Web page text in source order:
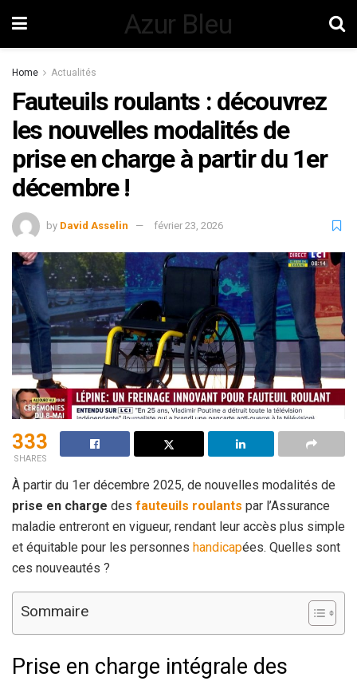
Azur Bleu
Home Actualités
Fauteuils roulants : découvrez
les nouvelles modalités de
prise en charge à partir du 1er
décembre !
by David Asselin février 23, 2026
333
SHARES
À partir du 1er décembre 2025, de nouvelles modalités de
prise en charge des fauteuils roulants par l’Assurance
maladie entreront en vigueur, rendant leur accès plus simple
et équitable pour les personnes handicapées. Quelles sont
ces nouveautés ?
Sommaire
Prise en charge intégrale des